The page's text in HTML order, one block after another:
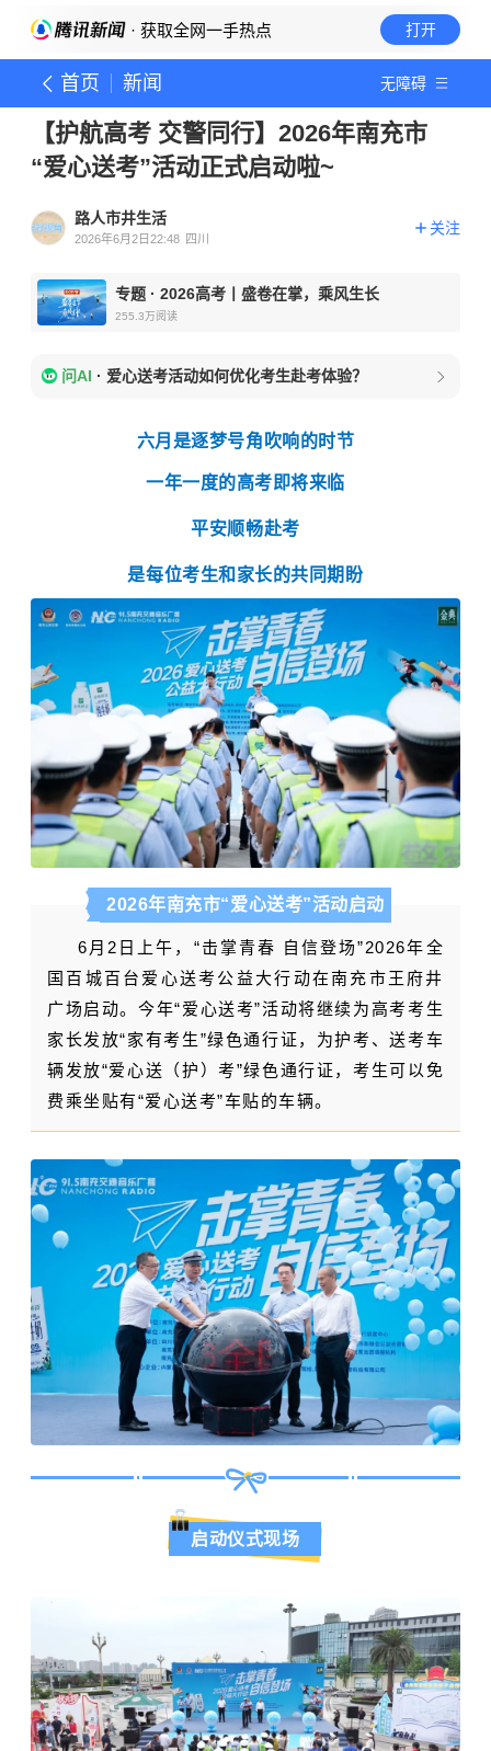
· 获取全网一手热点 打开
首页 新闻 无障碍
【护航高考 交警同行】2026年南充市
“爱心送考”活动正式启动啦~
路人市井生活
2026年6月2日22:48 四川
关注
专题 · 2026高考丨盛卷在掌，乘风生长
255.3万阅读
问AI · 爱心送考活动如何优化考生赴考体验？
六月是逐梦号角吹响的时节
一年一度的高考即将来临
平安顺畅赴考
是每位考生和家长的共同期盼
2026年南充市“爱心送考”活动启动
6月2日上午，“击掌青春 自信登场”2026年全
国百城百台爱心送考公益大行动在南充市王府井
广场启动。今年“爱心送考”活动将继续为高考考生
家长发放“家有考生”绿色通行证，为护考、送考车
辆发放“爱心送（护）考”绿色通行证，考生可以免
费乘坐贴有“爱心送考”车贴的车辆。
启动仪式现场